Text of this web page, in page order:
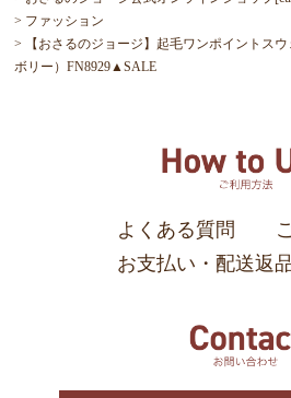
ファッション
【おさるのジョージ】起毛ワンポイントス
ボリー）FN8929▲SALE
よくある質問
お支払い・配送返